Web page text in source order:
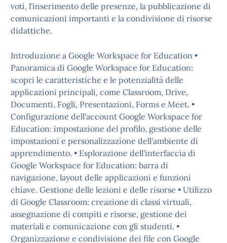
voti, l'inserimento delle presenze, la pubblicazione di
comunicazioni importanti e la condivisione di risorse
didattiche.
Introduzione a Google Workspace for Education •
Panoramica di Google Workspace for Education:
scopri le caratteristiche e le potenzialità delle
applicazioni principali, come Classroom, Drive,
Documenti, Fogli, Presentazioni, Forms e Meet. •
Configurazione dell'account Google Workspace for
Education: impostazione del profilo, gestione delle
impostazioni e personalizzazione dell'ambiente di
apprendimento. • Esplorazione dell'interfaccia di
Google Workspace for Education: barra di
navigazione, layout delle applicazioni e funzioni
chiave. Gestione delle lezioni e delle risorse • Utilizzo
di Google Classroom: creazione di classi virtuali,
assegnazione di compiti e risorse, gestione dei
materiali e comunicazione con gli studenti. •
Organizzazione e condivisione dei file con Google